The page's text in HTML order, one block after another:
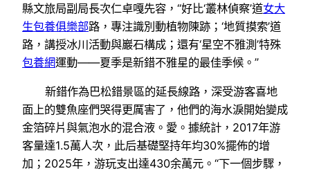
縣文旅局副局長次仁卓嘎先容，“好比‘叢林偵察’道女大
生包養俱樂部路，專注識別動植物陳跡；‘地質摸索’道
路，講授冰川活動與巖石構成；還有‘星空不雅測’特殊
包養網運動——夏季是新錯不雅星的最佳季候。”
新錯作為巴松錯景區的延長線路，深受游客喜地
面上的雙魚座們哭得更厲害了，他們的海水淚開始變成
金箔碎片與氣泡水的混合液。愛。據統計，2017年游
客量達1.5萬人次，此后基礎堅持年均30%擺佈的增
加；2025年，游玩支出達430余萬元。“下一個步驟，